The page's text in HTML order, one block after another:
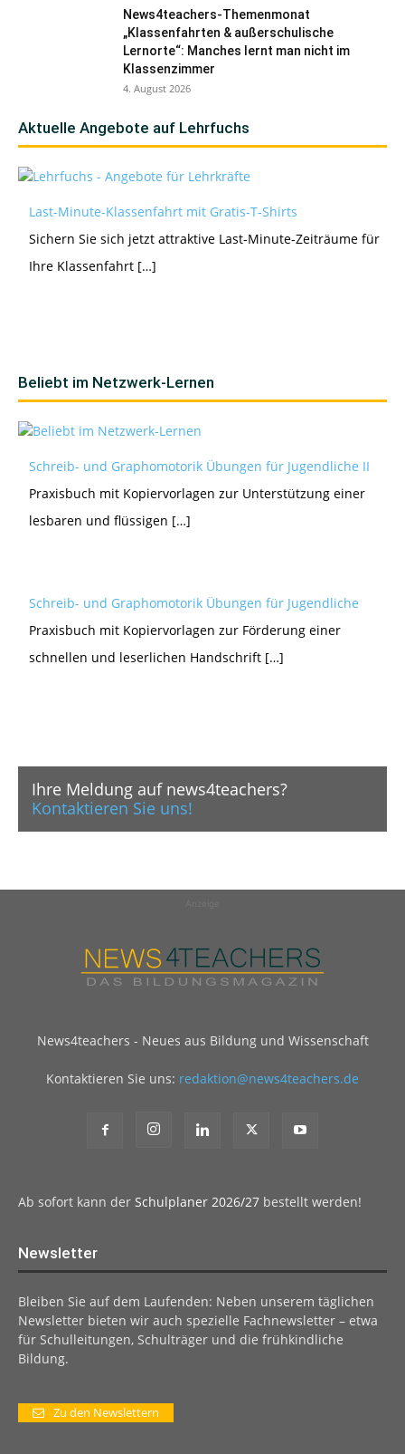
News4teachers-Themenmonat
„Klassenfahrten & außerschulische
Lernorte“: Manches lernt man nicht im
Klassenzimmer
4. August 2026
Aktuelle Angebote auf Lehrfuchs
Last-Minute-Klassenfahrt mit Gratis-T-Shirts
Sichern Sie sich jetzt attraktive Last-Minute-Zeiträume für
Ihre Klassenfahrt […]
Beliebt im Netzwerk-Lernen
Schreib- und Graphomotorik Übungen für Jugendliche II
Praxisbuch mit Kopiervorlagen zur Unterstützung einer
lesbaren und flüssigen […]
Schreib- und Graphomotorik Übungen für Jugendliche
Praxisbuch mit Kopiervorlagen zur Förderung einer
schnellen und leserlichen Handschrift […]
Ihre Meldung auf news4teachers?
Kontaktieren Sie uns!
News4teachers - Neues aus Bildung und Wissenschaft
Kontaktieren Sie uns: redaktion@news4teachers.de
Ab sofort kann der Schulplaner 2026/27 bestellt werden!
Newsletter
Bleiben Sie auf dem Laufenden: Neben unserem täglichen
Newsletter bieten wir auch spezielle Fachnewsletter – etwa
für Schulleitungen, Schulträger und die frühkindliche
Bildung.
Zu den Newslettern